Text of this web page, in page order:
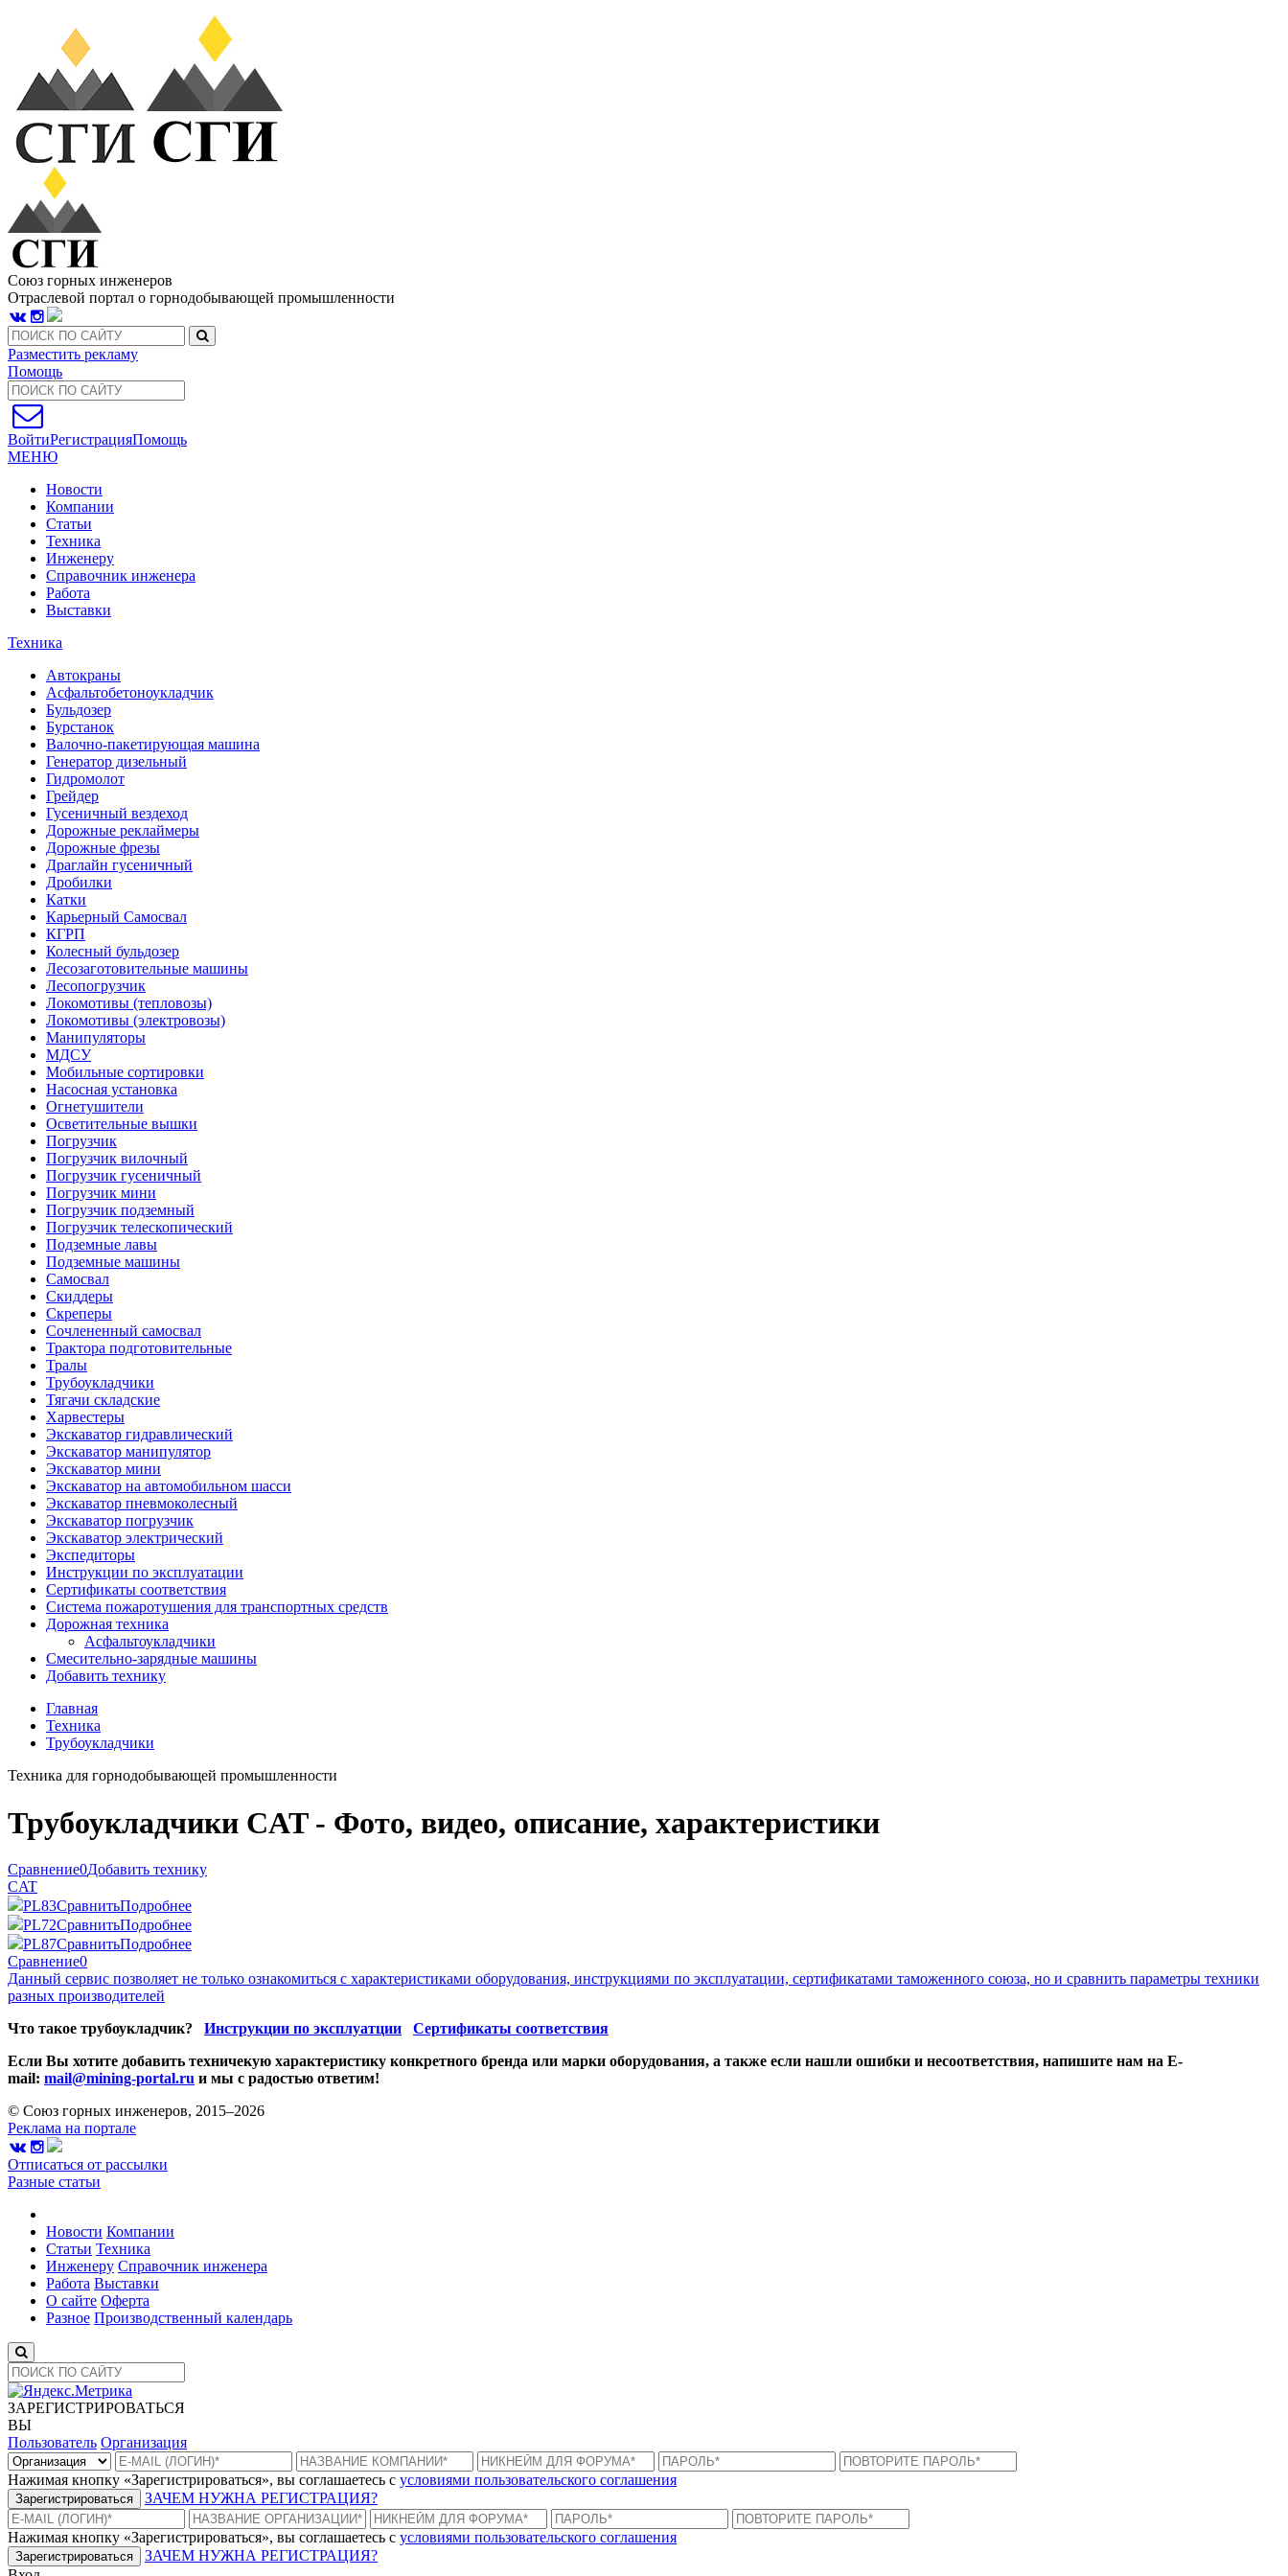
Союз горных инженеров
Отраслевой портал о горнодобывающей промышленности
Разместить рекламу
Помощь
ВойтиРегистрацияПомощь
МЕНЮ
Новости
Компании
Статьи
Техника
Инженеру
Справочник инженера
Работа
Выставки
Техника
Автокраны
Асфальтобетоноукладчик
Бульдозер
Бурстанок
Валочно-пакетирующая машина
Генератор дизельный
Гидромолот
Грейдер
Гусеничный вездеход
Дорожные реклаймеры
Дорожные фрезы
Драглайн гусеничный
Дробилки
Катки
Карьерный Самосвал
КГРП
Колесный бульдозер
Лесозаготовительные машины
Лесопогрузчик
Локомотивы (тепловозы)
Локомотивы (электровозы)
Манипуляторы
МДСУ
Мобильные сортировки
Насосная установка
Огнетушители
Осветительные вышки
Погрузчик
Погрузчик вилочный
Погрузчик гусеничный
Погрузчик мини
Погрузчик подземный
Погрузчик телескопический
Подземные лавы
Подземные машины
Самосвал
Скиддеры
Скреперы
Сочлененный самосвал
Трактора подготовительные
Тралы
Трубоукладчики
Тягачи складские
Харвестеры
Экскаватор гидравлический
Экскаватор манипулятор
Экскаватор мини
Экскаватор на автомобильном шасси
Экскаватор пневмоколесный
Экскаватор погрузчик
Экскаватор электрический
Экспедиторы
Инструкции по эксплуатации
Сертификаты соответствия
Система пожаротушения для транспортных средств
Дорожная техника
Асфальтоукладчики
Смесительно-зарядные машины
Добавить технику
Главная
Техника
Трубоукладчики
Техника для горнодобывающей промышленности
Трубоукладчики CAT - Фото, видео, описание, характеристики
Сравнение0Добавить технику
CAT
PL83СравнитьПодробнее
PL72СравнитьПодробнее
PL87СравнитьПодробнее
Сравнение0
Данный сервис позволяет не только ознакомиться с характеристиками оборудования, инструкциями по эксплуатации, сертификатами таможенного союза, но и сравнить параметры техники
разных производителей
Что такое трубоукладчик? Инструкции по эксплуатции
Сертификаты соответствия
Если Вы хотите добавить техничекую характеристику конкретного бренда или марки оборудования, а также если нашли ошибки и несоответствия, напишите нам на E-
mail: mail@mining-portal.ru и мы с радостью ответим!
© Союз горных инженеров, 2015–2026
Реклама на портале
Отписаться от рассылки
Разные статьи
Новости Компании
Статьи Техника
Инженеру Справочник инженера
Работа Выставки
О сайте Оферта
Разное Производственный календарь
ЗАРЕГИСТРИРОВАТЬСЯ
ВЫ
Пользователь Организация
Нажимая кнопку «Зарегистрироваться», вы соглашаетесь с условиями пользовательского соглашения
Зарегистрироваться ЗАЧЕМ НУЖНА РЕГИСТРАЦИЯ?
Нажимая кнопку «Зарегистрироваться», вы соглашаетесь с условиями пользовательского соглашения
Зарегистрироваться
ЗАЧЕМ НУЖНА РЕГИСТРАЦИЯ?